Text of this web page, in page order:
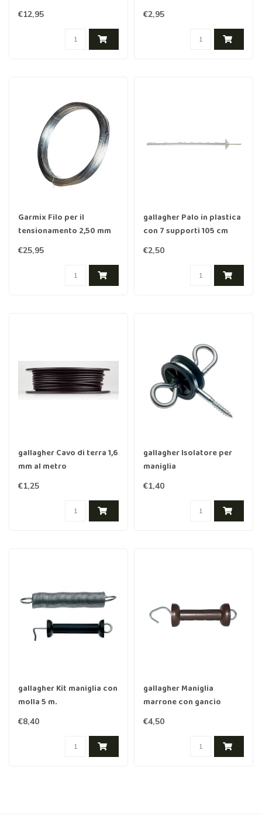
€12,95
(universale)
€2,95
Garmix Filo per il
tensionamento 2,50 mm
100 m pesantemente
zincato
€25,95
gallagher Palo in plastica
con 7 supporti 105 cm
€2,50
gallagher Cavo di terra 1,6
mm al metro
€1,25
gallagher Isolatore per
maniglia
€1,40
gallagher Kit maniglia con
molla 5 m.
€8,40
gallagher Maniglia
marrone con gancio
aperto
€4,50